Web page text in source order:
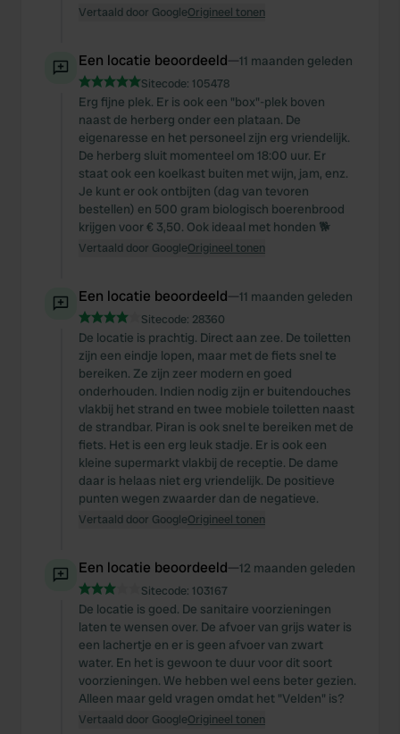
Vertaald door GoogleOrigineel tonen
Een locatie beoordeeld—11 maanden geleden
Sitecode: 105478
Erg fijne plek. Er is ook een "box"-plek boven
naast de herberg onder een plataan. De
eigenaresse en het personeel zijn erg vriendelijk.
De herberg sluit momenteel om 18:00 uur. Er
staat ook een koelkast buiten met wijn, jam, enz.
Je kunt er ook ontbijten (dag van tevoren
bestellen) en 500 gram biologisch boerenbrood
krijgen voor € 3,50. Ook ideaal met honden 🐕
Vertaald door GoogleOrigineel tonen
Een locatie beoordeeld—11 maanden geleden
Sitecode: 28360
De locatie is prachtig. Direct aan zee. De toiletten
zijn een eindje lopen, maar met de fiets snel te
bereiken. Ze zijn zeer modern en goed
onderhouden. Indien nodig zijn er buitendouches
vlakbij het strand en twee mobiele toiletten naast
de strandbar. Piran is ook snel te bereiken met de
fiets. Het is een erg leuk stadje. Er is ook een
kleine supermarkt vlakbij de receptie. De dame
daar is helaas niet erg vriendelijk. De positieve
punten wegen zwaarder dan de negatieve.
Vertaald door GoogleOrigineel tonen
Een locatie beoordeeld—12 maanden geleden
Sitecode: 103167
De locatie is goed. De sanitaire voorzieningen
laten te wensen over. De afvoer van grijs water is
een lachertje en er is geen afvoer van zwart
water. En het is gewoon te duur voor dit soort
voorzieningen. We hebben wel eens beter gezien.
Alleen maar geld vragen omdat het "Velden" is?
Vertaald door GoogleOrigineel tonen